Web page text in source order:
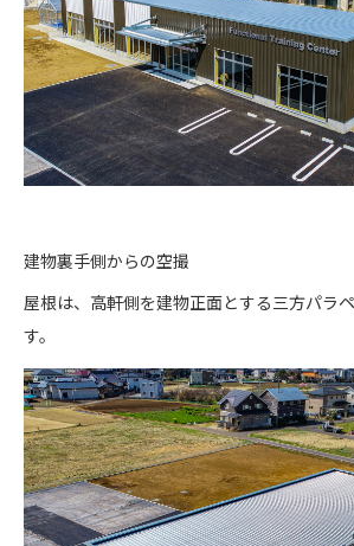
建物裏手側からの空撮
屋根は、高軒側を建物正面とする三方パラ
す。